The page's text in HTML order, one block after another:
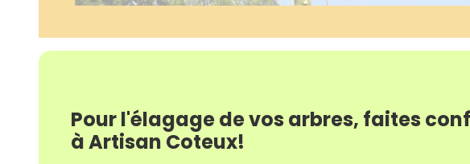
Pour l'élagage de vos arbres, faites
à Artisan Coteux!